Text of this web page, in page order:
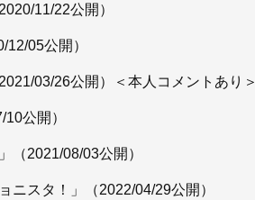
11/22公開）
05公開）
03/26公開）＜本人コメントあり＞
公開）
（2021/08/03公開）
ニスタ！」（2022/04/29公開）